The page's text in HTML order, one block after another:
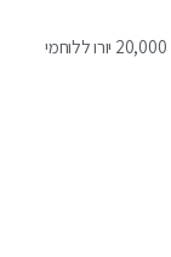
וינה: שמואל בן ה-13 ויתר על מתנות בר המצווה וגייס 20,000 יורו ללוחמי